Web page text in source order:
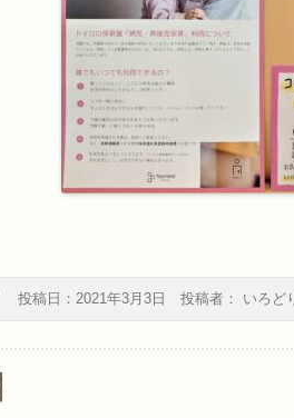
投稿日： 2021年3月3日 投稿者： いろど